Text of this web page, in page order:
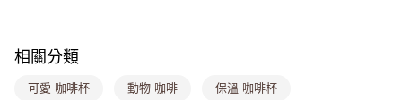
4.訂單成立30分鐘內，如未前往確認交易或遇審核未通過，訂單將自動取
法說明評估內容。
全家取貨付款
相關分類
可愛 咖啡杯 動物 咖啡 保溫 咖啡杯